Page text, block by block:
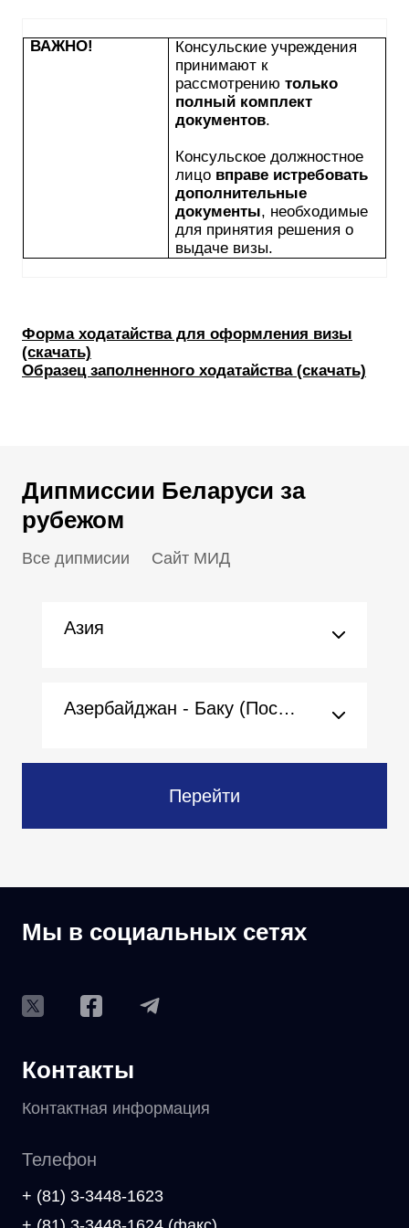
ВАЖНО!
Консульские учреждения
принимают к
рассмотрениютолько
полный комплект
документов.
Консульское должностное
лицо вправе истребовать
дополнительные
документы, необходимые
для принятия решения о
выдаче визы.
Форма ходатайства для оформления визы
(скачать)
Образец заполненного ходатайства (скачать)
Дипмиссии Беларуси за
рубежом
Все дипмисии Сайт МИД
Азия
Азербайджан - Баку (Посольство)
Перейти
Мы в социальных сетях
Контакты
Контактная информация
Телефон
+ (81) 3-3448-1623